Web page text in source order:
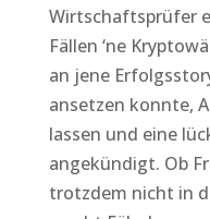
Wirtschaftsprüfer
Fällen ‘ne
an jene
ansetzen konnte,
lassen und eine
angekündigt. Ob
trotzdem nicht in